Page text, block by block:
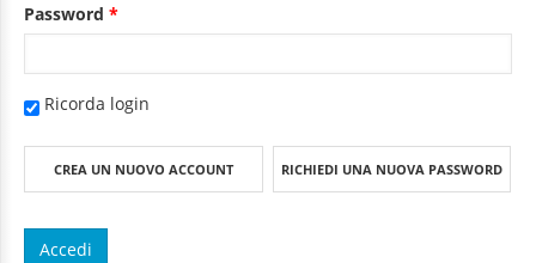
Password *
Ricorda login
CREA UN NUOVO ACCOUNT RICHIEDI UNA NUOVA PASSWORD